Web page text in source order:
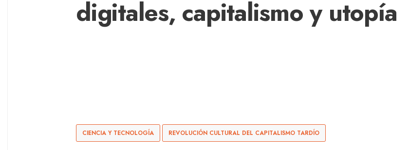
digitales, capitalismo y utopía
CIENCIA Y TECNOLOGÍA REVOLUCIÓN CULTURAL DEL CAPITALISMO TARDÍO